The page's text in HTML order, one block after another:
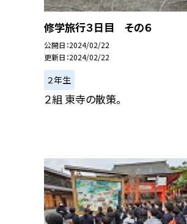
修学旅行３日目 その６
公開日 2024/02/22
更新日 2024/02/22
２年生
２組 東寺の散策。